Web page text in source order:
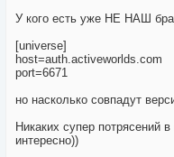
У кого есть уже НЕ НАШ
[universe]
host=auth.activeworlds.com
port=6671
но насколько совпадут
Никаких супер потрясений
интересно))